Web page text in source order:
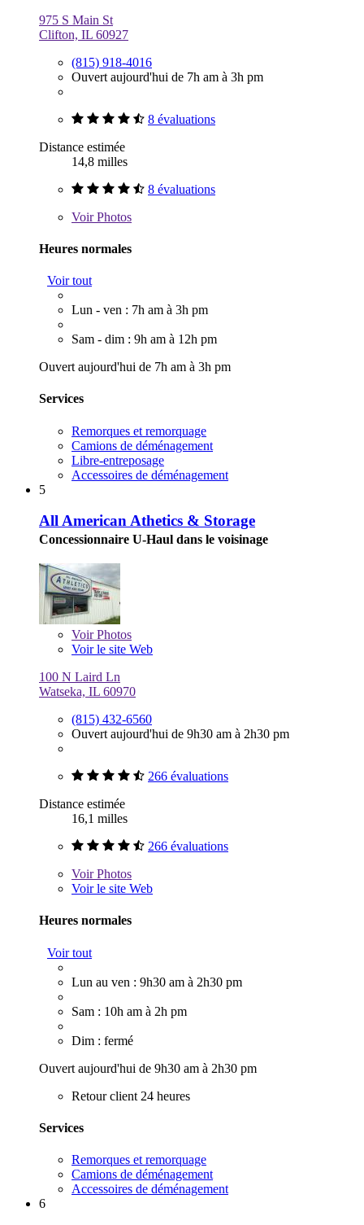
975 S Main St
Clifton, IL 60927
(815) 918-4016
Ouvert aujourd'hui de 7h am à 3h pm
8 évaluations
Distance estimée
14,8 milles
8 évaluations
VoirPhotos
Heures normales
Voir tout
Lun - ven : 7h am à 3h pm
Sam - dim : 9h am à 12h pm
Ouvert aujourd'hui de 7h am à 3h pm
Services
Remorques et remorquage
Camions de déménagement
Libre-entreposage
Accessoires de déménagement
5
All American Athetics & Storage
Concessionnaire U-Haul dans le voisinage
VoirPhotos
Voir le site Web
100 N Laird Ln
Watseka, IL 60970
(815) 432-6560
Ouvert aujourd'hui de 9h30 am à 2h30 pm
266 évaluations
Distance estimée
16,1 milles
266 évaluations
VoirPhotos
Voir le site Web
Heures normales
Voir tout
Lun au ven : 9h30 am à 2h30 pm
Sam : 10h am à 2h pm
Dim : fermé
Ouvert aujourd'hui de 9h30 am à 2h30 pm
Retour client 24 heures
Services
Remorques et remorquage
Camions de déménagement
Accessoires de déménagement
6